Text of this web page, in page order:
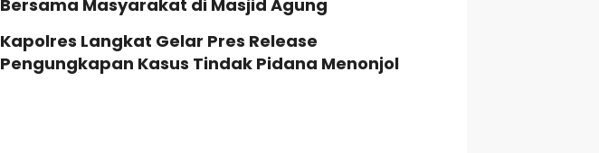
Bersama Masyarakat di Masjid Agung
Kapolres Langkat Gelar Pres Release
Pengungkapan Kasus Tindak Pidana Menonjol